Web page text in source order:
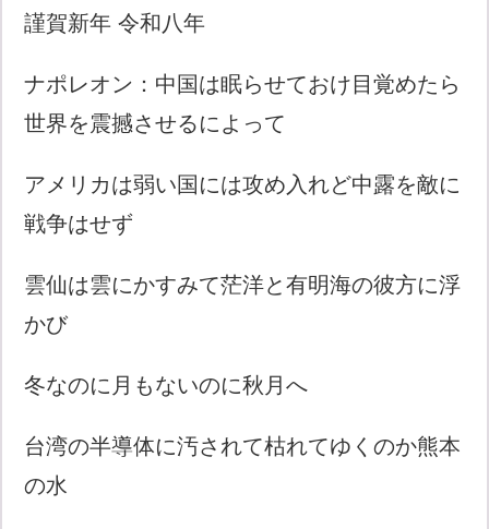
謹賀新年 令和八年
ナポレオン：中国は眠らせておけ目覚めたら
世界を震撼させるによって
アメリカは弱い国には攻め入れど中露を敵に
戦争はせず
雲仙は雲にかすみて茫洋と有明海の彼方に浮
かび
冬なのに月もないのに秋月へ
台湾の半導体に汚されて枯れてゆくのか熊本
の水